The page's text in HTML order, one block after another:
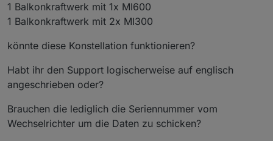
1 Balkonkraftwerk mit 1x MI600
1 Balkonkraftwerk mit 2x MI300
könnte diese Konstellation funktionieren?
Habt ihr den Support logischerweise auf englisch
angeschrieben oder?
Brauchen die lediglich die Seriennummer vom
Wechselrichter um die Daten zu schicken?